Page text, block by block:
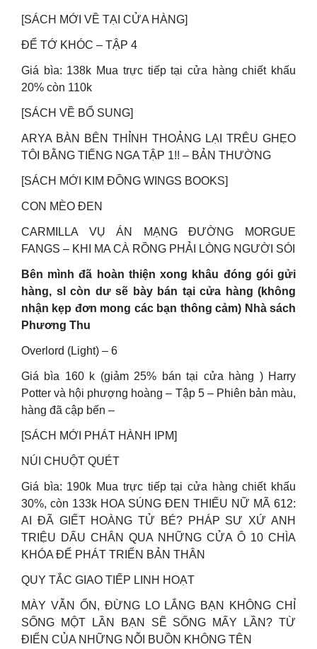
[SÁCH MỚI VỀ TẠI CỬA HÀNG]
ĐỂ TỚ KHÓC – TẬP 4
Giá bìa: 138k Mua trực tiếp tại cửa hàng chiết khấu
20% còn 110k
[SÁCH VỀ BỔ SUNG]
ARYA BÀN BÊN THỈNH THOẢNG LẠI TRÊU GHẸO
TÔI BẰNG TIẾNG NGA TẬP 1!! – BẢN THƯỜNG
[SÁCH MỚI KIM ĐỒNG WINGS BOOKS]
CON MÈO ĐEN
CARMILLA VỤ ÁN MẠNG ĐƯỜNG MORGUE
FANGS – KHI MA CÀ RỒNG PHẢI LÒNG NGƯỜI SÓI
Bên mình đã hoàn thiện xong khâu đóng gói gửi
hàng, sl còn dư sẽ bày bán tại cửa hàng (không
nhận kẹp đơn mong các bạn thông cảm) Nhà sách
Phương Thu
Overlord (Light) – 6
Giá bìa 160 k (giảm 25% bán tại cửa hàng ) Harry
Potter và hội phượng hoàng – Tập 5 – Phiên bản màu,
hàng đã cập bến –
[SÁCH MỚI PHÁT HÀNH IPM]
NÚI CHUỘT QUÉT
Giá bìa: 190k Mua trực tiếp tại cửa hàng chiết khấu
30%, còn 133k HOA SÚNG ĐEN THIẾU NỮ MÃ 612:
AI ĐÃ GIẾT HOÀNG TỬ BÉ? PHÁP SƯ XỨ ANH
TRIỆU DẤU CHÂN QUA NHỮNG CỬA Ô 10 CHÌA
KHÓA ĐỂ PHÁT TRIỂN BẢN THÂN
QUY TẮC GIAO TIẾP LINH HOẠT
MÀY VẪN ỔN, ĐỪNG LO LẮNG BẠN KHÔNG CHỈ
SỐNG MỘT LẦN BẠN SẼ SỐNG MẤY LẦN? TỪ
ĐIỂN CỦA NHỮNG NỖI BUỒN KHÔNG TÊN